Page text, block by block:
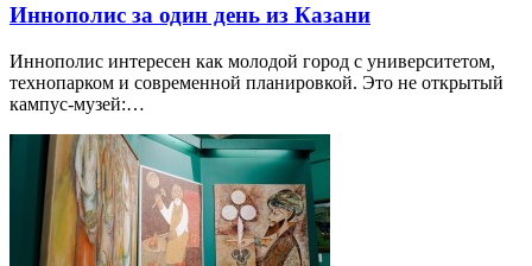
Иннополис за один день из Казани
Иннополис интересен как молодой город с университетом,
технопарком и современной планировкой. Это не открытый
кампус-музей:…